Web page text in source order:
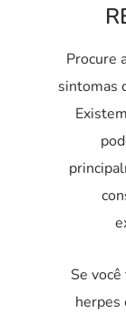
Procure
sintomas
Se
herpes